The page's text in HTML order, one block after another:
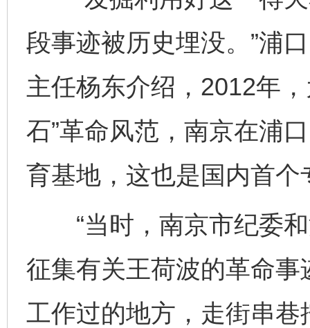
段事迹被历史埋没。”浦
主任杨东介绍，2012年
石”革命风范，南京在浦
育基地，这也是国内首
“当时，南京市纪委和
征集有关王荷波的革命
工作过的地方，走街串